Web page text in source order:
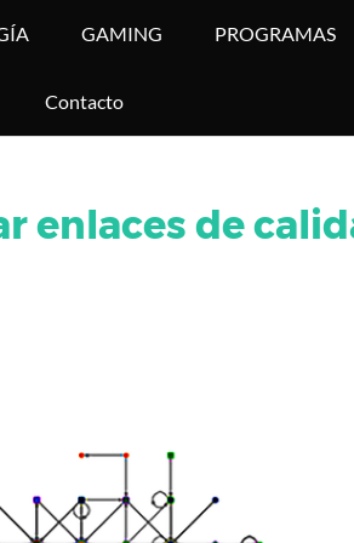
GAMING PROGRAMAS
Contacto
enlaces de